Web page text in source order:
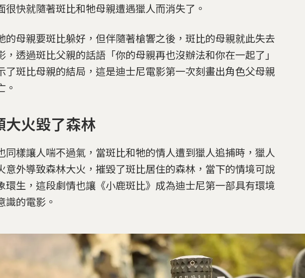
很快就隨著斑比和牠母親遭遇獵人而消失了。
的母親要斑比躲好，但伴隨著槍響之後，斑比的母親就此失去
，透過斑比父親的話語「你的母親再也沒辦法和你在一起了」
了斑比母親的結局，這是迪士尼電影第一次刻畫出角色父母親
。
大火毀了森林
同樣讓人喘不過氣，當斑比和牠的情人遭到獵人追捕時，獵人
意外導致森林大火，摧毀了斑比居住的森林，當下的情境可說
環生，這段劇情也讓《小鹿斑比》成為迪士尼第一部具有環境
識的電影。